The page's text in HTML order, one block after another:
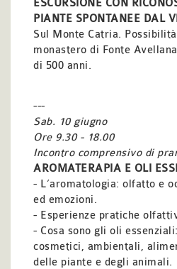
ESCURSIONE CON
PIANTE SPONTANEE DAL
Sul Monte Catria.
monastero di Fonte
di 500 anni.
---
Sab. 10 giugno
Ore 9.30 - 18.00
Incontro comprensivo di
AROMATERAPIA E OLI
- L’aromatologia: olfatto e
ed emozioni.
- Esperienze pratiche
- Cosa sono gli oli
cosmetici, ambientali,
delle piante e degli animali.